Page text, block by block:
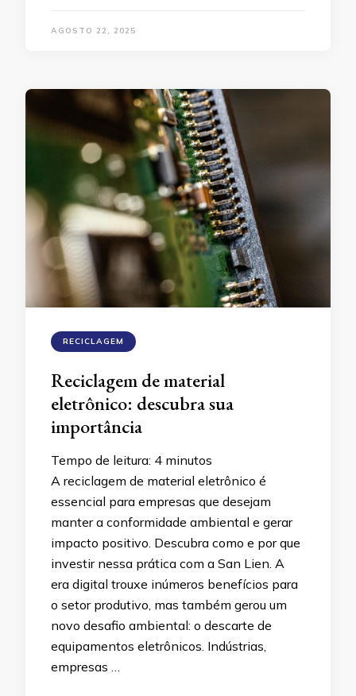
AGOSTO 22, 2025
RECICLAGEM
Reciclagem de material
eletrônico: descubra sua
importância
Tempo de leitura: 4 minutos
A reciclagem de material eletrônico é
essencial para empresas que desejam
manter a conformidade ambiental e gerar
impacto positivo. Descubra como e por que
investir nessa prática com a San Lien. A
era digital trouxe inúmeros benefícios para
o setor produtivo, mas também gerou um
novo desafio ambiental: o descarte de
equipamentos eletrônicos. Indústrias,
empresas …